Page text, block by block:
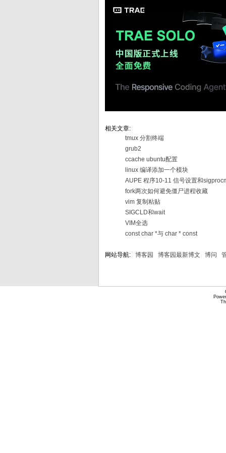
相关文章:
tmux 分割终端
grub2
ccache ubuntu配置
linux 编译添加一个模块
AUPE 程序10-11 信号设置和
fork两次如何避免僵尸进程收藏
vim 复制粘贴
SIGCLD和wait
VIM全选
const char *与 char * const
网站导航: 博客园 博客园最新博文 博问